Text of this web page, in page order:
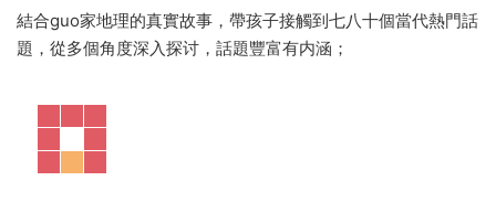
結合guo家地理的真實故事，帶孩子接觸到七八十個當代熱門話
題，從多個角度深入探讨，話題豐富有内涵；